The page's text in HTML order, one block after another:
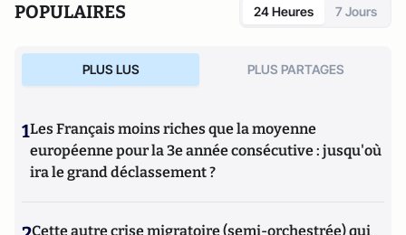
POPULAIRES 24 Heures 7 Jours
PLUS LUS PLUS PARTAGES
1Les Français moins riches que la moyenne
européenne pour la 3e année consécutive : jusqu'où
ira le grand déclassement ?
Cette autre crise migratoire (semi-orchestrée) qui